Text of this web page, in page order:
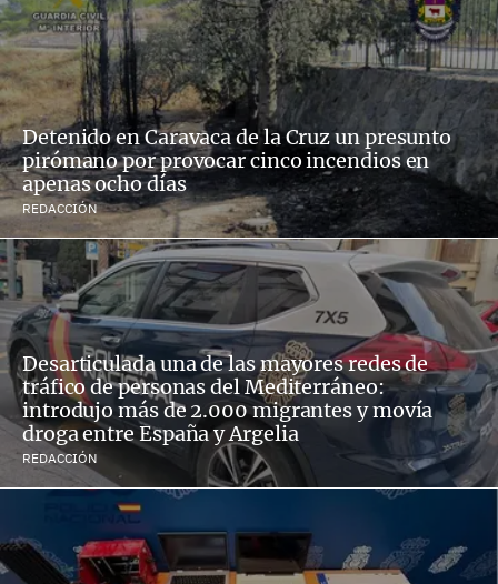
Detenido en Caravaca de la Cruz un presunto
pirómano por provocar cinco incendios en
apenas ocho días
REDACCIÓN
Desarticulada una de las mayores redes de
tráfico de personas del Mediterráneo:
introdujo más de 2.000 migrantes y movía
droga entre España y Argelia
REDACCIÓN